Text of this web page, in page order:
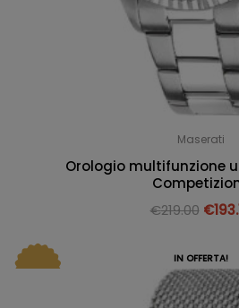
Maserati
Orologio multifunzione
€219.00 €
IN OFFERTA!